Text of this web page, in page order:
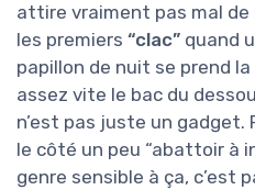
attire vraiment pas mal
les premiers “clac” quand
papillon de nuit se prend
assez vite le bac du
n’est pas juste un
le côté un peu “abattoir à
genre sensible à ça, c’est